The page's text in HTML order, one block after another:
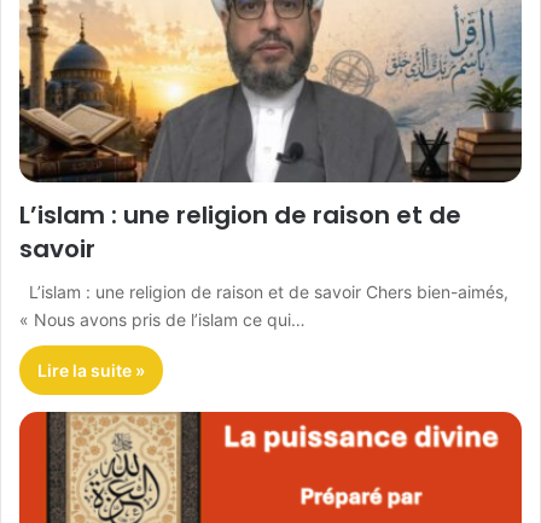
L’islam : une religion de raison et de
savoir
L’islam : une religion de raison et de savoir Chers bien-aimés,
« Nous avons pris de l’islam ce qui…
Lire la suite »